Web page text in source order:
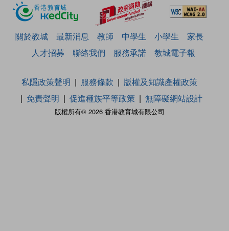
關於教城 最新消息 教師 中學生 小學生
家長
人才招募
聯絡我們 服務承諾 教城電子報
版權所有© 2026 香港教育城有限公司
私隱政策聲明 服務條款
版權及知識產權政策
免責聲明
促進種族平等政策 無障礙網站設計